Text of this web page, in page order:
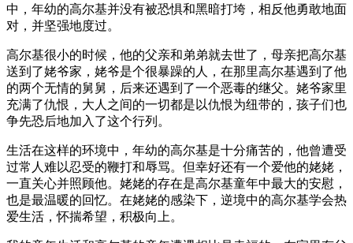
中，年幼的高尔基并没有被恐惧和黑暗打垮，相反他勇敢地面
对，并坚强地度过。
高尔基很小的时候，他的父亲和弟弟就去世了，母亲把高尔基
送到了姥爷家，姥爷是个很暴躁的人，在那里高尔基遇到了他
的两个无情的舅舅，后来还遇到了一个恶毒的继父。姥爷家里
充满了仇恨，大人之间的一切都是以仇恨为纽带的，孩子们也
争先恐后地加入了这个行列。
生活在这样的环境中，年幼的高尔基是十分痛苦的，他曾遭受
过常人难以忍受的鞭打和辱骂。但幸好还有一个爱他的姥姥，
一直关心并照顾他。姥姥的存在是高尔基童年中最大的安慰，
也是最温暖的回忆。在姥姥的感染下，逆境中的高尔基学会热
爱生活，怀揣希望，积极向上。